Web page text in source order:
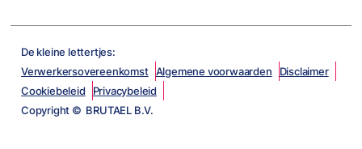
De kleine lettertjes:
Verwerkersovereenkomst Algemene voorwaarden
Disclaimer
Cookiebeleid
Privacybeleid
Copyright © BRUTAEL B.V.